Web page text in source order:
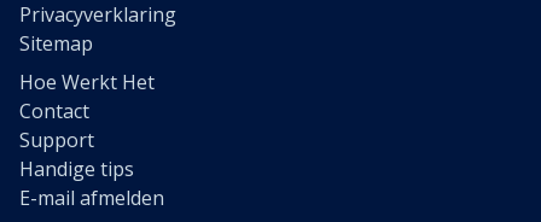
Privacyverklaring
Sitemap
Hoe Werkt Het
Contact
Support
Handige tips
E-mail afmelden